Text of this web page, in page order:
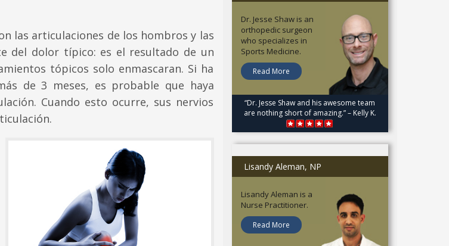
las articulaciones de los hombros y las
del dolor típico: es el resultado de un
tópicos solo enmascaran. Si ha
de 3 meses, es probable que haya
Cuando esto ocurre, sus nervios
Dr. Jesse Shaw is an
orthopedic surgeon
who specializes in
Sports Medicine.
Read More
“Dr. Jesse Shaw and his awesome team
are nothing short of amazing.” – Kelly K.
Lisandy Aleman, NP
Lisandy Aleman is a
Nurse Practitioner.
Read More